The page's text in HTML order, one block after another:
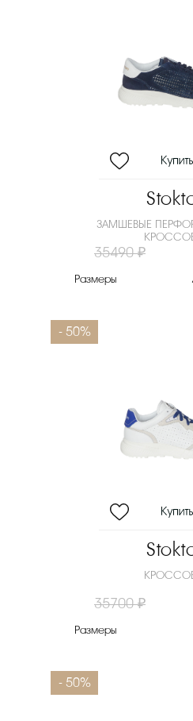
ЗАМШЕВЫЕ
35490 ₽
Размеры
- 50%
35700 ₽
Размеры
- 50%